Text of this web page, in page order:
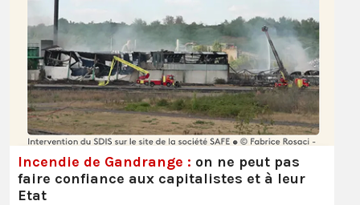
Incendie de Gandrange : on ne peut pas
faire confiance aux capitalistes et à leur
Etat